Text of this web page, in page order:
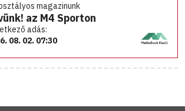
magazinunk
az M4 Sporton
adás:
08. 02. 07:30